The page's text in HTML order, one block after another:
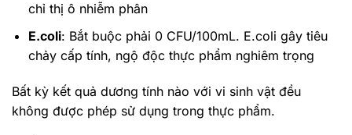
chỉ thị ô nhiễm phân
E.coli: Bắt buộc phải 0 CFU/100mL. E.coli gây tiêu
chảy cấp tính, ngộ độc thực phẩm nghiêm trọng
Bất kỳ kết quả dương tính nào với vi sinh vật đều
không được phép sử dụng trong thực phẩm.